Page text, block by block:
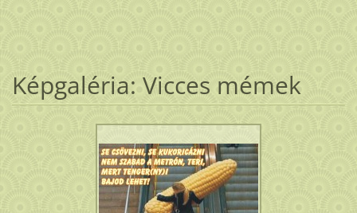
Képgaléria: Vicces mémek